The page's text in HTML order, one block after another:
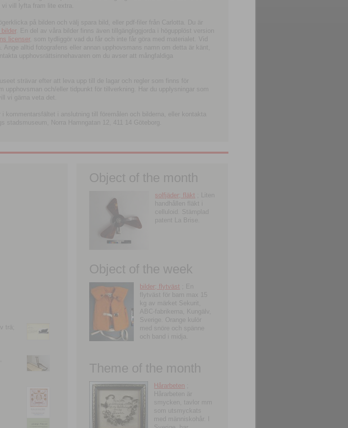
vill lyfta fram lite extra.
på bilden och välj spara bild, eller pdf-filer från Carlotta. Du är
. En del av våra bilder finns även tillgängliggjorda i högupplöst version
licenser, som tydliggör vad du får och inte får göra med materialet. Vid
alltid fotografens eller annan upphovsmans namn om detta är känt,
upphovsrättsinnehavaren om du avser att mångfaldiga
strävar efter att leva upp till de lagar och regler som finns för
och/eller tidpunkt för tillverkning. Har du upplysningar som
vi gärna veta det.
kommentarsfältet i anslutning till föremålen och bilderna, eller kontakta
stadsmuseum, Norra Hamngatan 12, 411 14 Göteborg.
trä;
Object of the month
solfjäder; fläkt ; Liten
handhållen fläkt i
celluloid. Stämplad
patent La Brise.
Object of the week
bilder; flytväst ; En
flytväst för barn max 15
kg av märket Sekurit,
ABC-fabrikerna, Kungälv,
Sverige. Orange kulör
med snöre och spänne
och band i midja.
Theme of the month
Hårarbeten
Hårarbeten är
smycken, tavlor mm
som utsmyckats
med människohår. I